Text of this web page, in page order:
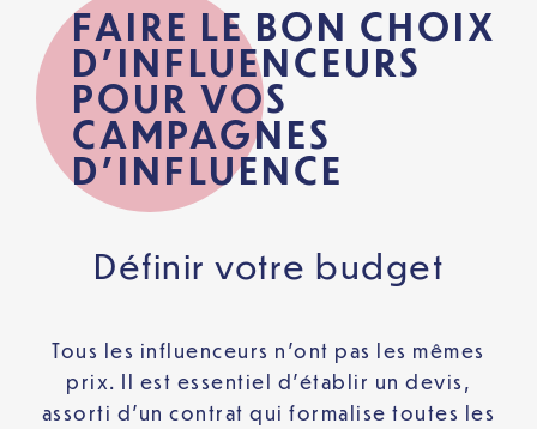
FAIRE LE BON CHOIX
D’INFLUENCEURS
POUR VOS
CAMPAGNES
D’INFLUENCE
Définir votre budget
Tous les influenceurs n’ont pas les mêmes
prix. Il est essentiel d’établir un devis,
assorti d’un contrat qui formalise toutes les